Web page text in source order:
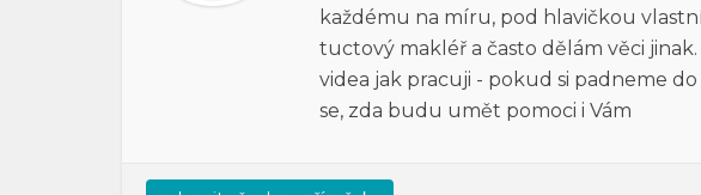
každému na míru, pod hlavičkou
tuctový makléř a často dělám věci
videa jak pracuji - pokud si padneme
se, zda budu umět pomoci i Vám